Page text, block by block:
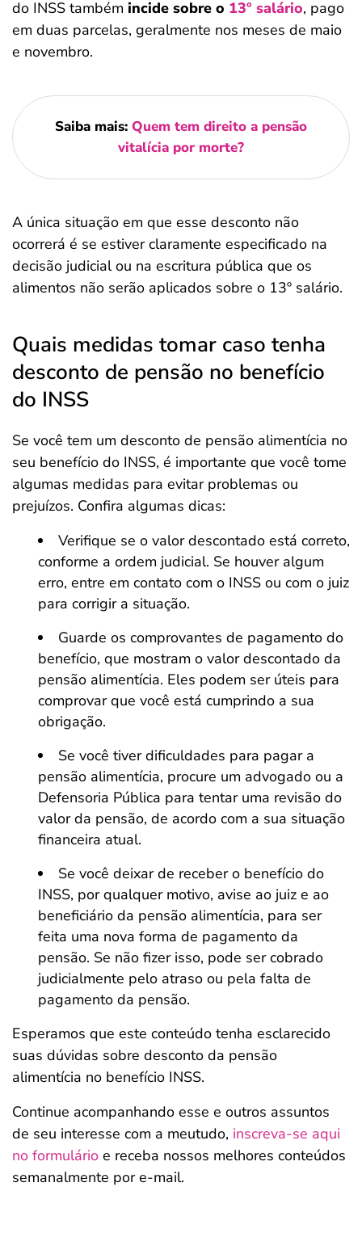
do INSS também incide sobre o 13º salário, pago
em duas parcelas, geralmente nos meses de maio
e novembro.
Saiba mais: Quem tem direito a pensão
vitalícia por morte?
A única situação em que esse desconto não
ocorrerá é se estiver claramente especificado na
decisão judicial ou na escritura pública que os
alimentos não serão aplicados sobre o 13º salário.
Quais medidas tomar caso tenha
desconto de pensão no benefício
do INSS
Se você tem um desconto de pensão alimentícia no
seu benefício do INSS, é importante que você tome
algumas medidas para evitar problemas ou
prejuízos. Confira algumas dicas:
Verifique se o valor descontado está correto,
conforme a ordem judicial. Se houver algum
erro, entre em contato com o INSS ou com o juiz
para corrigir a situação.
Guarde os comprovantes de pagamento do
benefício, que mostram o valor descontado da
pensão alimentícia. Eles podem ser úteis para
comprovar que você está cumprindo a sua
obrigação.
Se você tiver dificuldades para pagar a
pensão alimentícia, procure um advogado ou a
Defensoria Pública para tentar uma revisão do
valor da pensão, de acordo com a sua situação
financeira atual.
Se você deixar de receber o benefício do
INSS, por qualquer motivo, avise ao juiz e ao
beneficiário da pensão alimentícia, para ser
feita uma nova forma de pagamento da
pensão. Se não fizer isso, pode ser cobrado
judicialmente pelo atraso ou pela falta de
pagamento da pensão.
Esperamos que este conteúdo tenha esclarecido
suas dúvidas sobre desconto da pensão
alimentícia no benefício INSS.
Continue acompanhando esse e outros assuntos
de seu interesse com a meutudo, inscreva-se aqui
no formulário e receba nossos melhores conteúdos
semanalmente por e-mail.